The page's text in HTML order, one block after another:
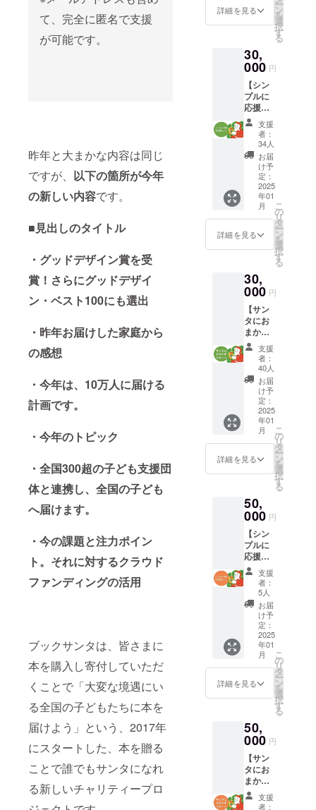
て、完全に匿名で支援
が可能です。
昨年と大まかな内容は同じ
ですが、 以下の箇所が今年
の新しい内容です。
■見出しのタイトル
・グッドデザイン賞を受
賞！さらにグッドデザイ
ン・ベスト100にも選出
・昨年お届けした家庭から
の感想
・今年は、10万人に届ける
計画です。
・今年のトピック
・全国300超の子ども支援団
体と連携し、全国の子ども
へ届けます。
・今の課題と注力ポイン
ト。それに対するクラウド
ファンディングの活用
ブックサンタは、皆さまに
本を購入し寄付していただ
くことで「大変な境遇にい
る全国の子どもたちに本を
届けよう」という、2017年
にスタートした、本を贈る
ことで誰でもサンタになれ
る新しいチャリティープロ
（PDF
でメー
付） ※
活動報
告は支
援者全
員にお
送りし
ます。
※支援者
へは
《本は
届きま
せん》
のでご
注意下
さい。
※希望す
る本が
ある場
合の
考欄に
記載し
てくだ
さい。
閉じる
→配送
は不要
プショ
ンで不
要を選
択くだ
さい。
※活動報
告は支
援者全
員にお
送りし
ます。
★リ
ターン
グッズ
クスレ
ター ・
テッ
カー ・
オリジ
ナルし
おり ・
チャリ
ティー
サンタ
活動報
告書
（PDF
でメー
ル送
付）
に届け
頂きま
す。 御
「リ
ターン
グッズ
セッ
ト」を
配送し
ます。
→配送
は不要
の場
合、オ
プショ
ンで不
要を選
ターン
グッズ
セット
・サン
クスレ
ター ・
オリジ
ナルス
テッ
カー ・
オリジ
ナルし
おり ・
チャリ
ティー
活動報
告書
ル送
付） ※
活動報
告は支
援者全
員にお
送りし
ます。
※支援者
へは
《本は
届きま
せん》
のでご
※希望す
る本が
み、備
考欄に
記載し
てくだ
さい。
閉じる
詳細を見る ー
ン
を
選
択
す
る
30,
000 円
【シン
プルに
応援】
ブック
サンタ
の取組
そのも
のを応
援でき
る３万
円コー
ス。本
を寄付
するの
ではな
も含め
て「取
組その
ものを
応援し
育て
る」た
めの
コース
です。
御礼に
「リ
ターン
グッズ
セッ
ト」を
配送し
の場
合、オ
ンで不
要を選
択くだ
さい。
※活動報
告は支
援者全
員にお
送りし
ます。
★リ
ターン
グッズ
セット
オリジ
ナルス
テッ
カー ・
オリジ
ナルし
おり ・
支援
者：
34人
お届
け予
定：
2025
年01
月
詳細を見る
こ
の
リ
タ
ー
ン
を
選
択
す
る
30,
000 円
【サン
タにお
まか
せ】子
どもに
本を１
５冊届
ける
コース
チャリ
ティー
サンタ
側で、
子ども
に届け
選ばせ
て頂き
ます。
御礼に
「リ
ターン
グッズ
セッ
ト」を
配送し
ます。
→配送
は不要
の場
合、オ
プショ
ンで不
★リ
ターン
セット
・サン
クスレ
ター ・
オリジ
支援
者：
40人
お届
け予
定：
2025
年01
月
詳細を見る
こ
の
リ
タ
ー
ン
を
選
択
す
る
50,
000 円
【シン
プルに
応援】
ブック
サンタ
の取組
そのも
のを応
援でき
る５万
円コー
ス。本
を寄付
するの
ではな
も含め
て「取
組その
ものを
応援し
育て
る」た
めの
支援
者：
5人
お届
け予
定：
2025
年01
月
詳細を見る
こ
の
リ
タ
ー
ン
を
選
択
す
る
50,
000 円
【サン
タにお
まか
せ】子
どもに
支援
者：